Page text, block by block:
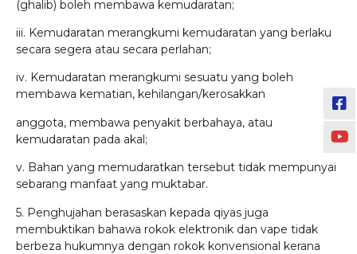
(ghalib) boleh membawa kemudaratan;
iii. Kemudaratan merangkumi kemudaratan yang berlaku
secara segera atau secara perlahan;
iv. Kemudaratan merangkumi sesuatu yang boleh
membawa kematian, kehilangan/kerosakkan
anggota, membawa penyakit berbahaya, atau
kemudaratan pada akal;
v. Bahan yang memudaratkan tersebut tidak mempunyai
sebarang manfaat yang muktabar.
5. Penghujahan berasaskan kepada qiyas juga
membuktikan bahawa rokok elektronik dan vape tidak
berbeza hukumnya dengan rokok konvensional kerana